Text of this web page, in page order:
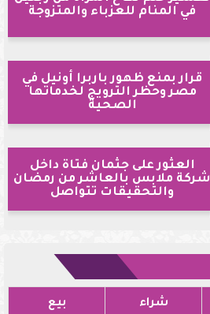
في المنام للعزباء والمتزوجة
قرار بمنع ظهور باربرا أونيل في
مصر وحظر الترويج لخدماتها
الصحية
العثور على جثمان فتاة داخل
شركة ملابس بالعاشر من رمضان
والتحقيقات تتواصل
شراء بيع